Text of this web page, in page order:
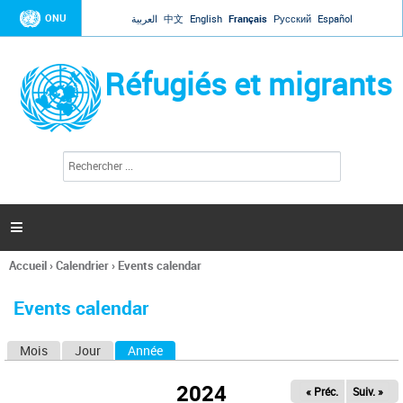
Jump to navigation
ONU العربية 中文 English Français Русский Español
Réfugiés et migrants
l
c
h
e

Vous
ici
Accueil›Calendrier› Events calendar
Events calendar
Mois Jour Année
2024 « Préc. Suiv. »